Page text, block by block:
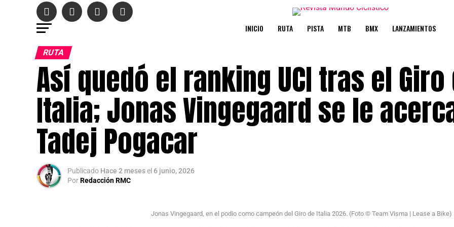
INICIO RUTA PISTA MTB BMX LANZAMIENTOS
RUTA
Así quedó el ranking UCI tras el Giro
Italia; Jonas Vingegaard se le
Tadej Pogacar
Publicado Hace 2 mesesel 6 junio, 2026
PorRedacción RMC
Jonas Vingegaard, en el podio como campeón del Giro de Italia 2026. (Foto © Team Visma | Lease a Bike)